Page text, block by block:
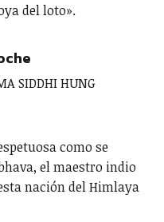
del loto».
SIDDHI HUNG
como se
el maestro indio
nación del Himlaya